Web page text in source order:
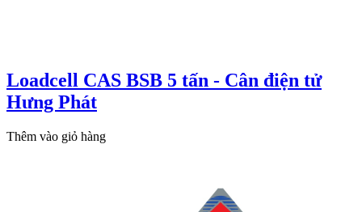
Loadcell CAS BSB 5 tấn - Cân điện tử
Hưng Phát
Thêm vào giỏ hàng